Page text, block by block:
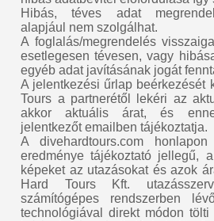
Hibás, téves adat
alapjául nem szolgálhat.
A foglalás/megrendelés
esetlegesen tévesen, vagy
egyéb adat javításának jogát
A jelentkezési űrlap beérkezését
Tours a partnerétől lekéri az
akkor aktuális árat, és
jelentkezőt emailben tájékoztatja.
A divehardtours.com
eredménye tájékoztató jellegű,
képeket az utazásokat és azok
Hard Tours Kft.
számítógépes rendszerben
technológiával direkt módon